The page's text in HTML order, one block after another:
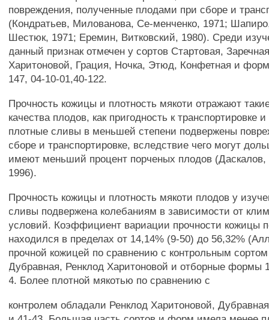
повреждения, полученные плодами при сборе и
(Кондратьев, Милованова, Се-менченко, 1971;
Шестюк, 1971; Еремин, Витковский, 1980). Среди
данный признак отмечен у сортов Стартовая,
Харитоновой, Грация, Ночка, Этюд, Конфетная и
147, 04-10-01,40-122.
Прочность кожицы и плотность мякоти отражают
качества плодов, как пригодность к транспортировке
плотные сливы в меньшей степени подвержены
сборе и транспортировке, вследствие чего могут
имеют меньший процент порченых плодов
1996).
Прочность кожицы и плотность мякоти плодов у
сливы подвержена колебаниям в зависимости от
условий. Коэффициент вариации прочности кожицы
находился в пределах от 14,14% (9-50) до 56,32%
прочной кожицей по сравнению с контрольным
Дубравная, Ренклод Харитоновой и отборные формы
4. Более плотной мякотью по сравнению с
контролем обладали Ренклод Харитоновой,